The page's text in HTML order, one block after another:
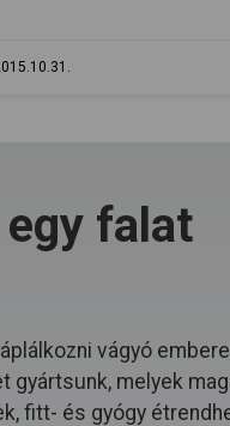
egy falat
vágyó
melyek
fitt- és gyógy